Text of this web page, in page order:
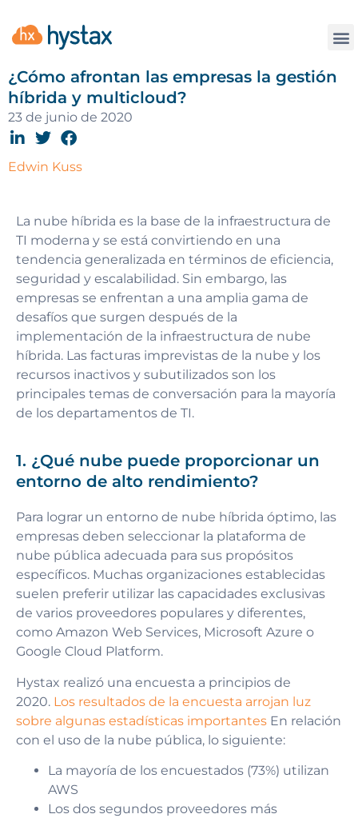
¿Cómo afrontan las empresas la gestión
híbrida y multicloud?
23 de junio de 2020
Edwin Kuss
La nube híbrida es la base de la infraestructura de
TI moderna y se está convirtiendo en una
tendencia generalizada en términos de eficiencia,
seguridad y escalabilidad. Sin embargo, las
empresas se enfrentan a una amplia gama de
desafíos que surgen después de la
implementación de la infraestructura de nube
híbrida. Las facturas imprevistas de la nube y los
recursos inactivos y subutilizados son los
principales temas de conversación para la mayoría
de los departamentos de TI.
1. ¿Qué nube puede proporcionar un
entorno de alto rendimiento?
Para lograr un entorno de nube híbrida óptimo, las
empresas deben seleccionar la plataforma de
nube pública adecuada para sus propósitos
específicos. Muchas organizaciones establecidas
suelen preferir utilizar las capacidades exclusivas
de varios proveedores populares y diferentes,
como Amazon Web Services, Microsoft Azure o
Google Cloud Platform.
Hystax realizó una encuesta a principios de
2020. Los resultados de la encuesta arrojan luz
sobre algunas estadísticas importantes En relación
con el uso de la nube pública, lo siguiente:
La mayoría de los encuestados (73%) utilizan
AWS
Los dos segundos proveedores más